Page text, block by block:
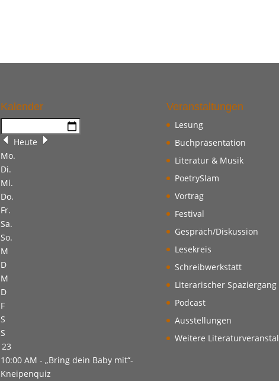
Kalender
Heute
Mo.
Di.
Mi.
Do.
Fr.
Sa.
So.
M
D
M
D
F
S
S
23
10:00 AM - „Bring dein Baby mit“-
Kneipenquiz
Veranstaltungen
Lesung
Buchpräsentation
Literatur & Musik
PoetrySlam
Vortrag
Festival
Gespräch/Diskussion
Lesekreis
Schreibwerkstatt
Literarischer Spaziergang
Podcast
Ausstellungen
Weitere